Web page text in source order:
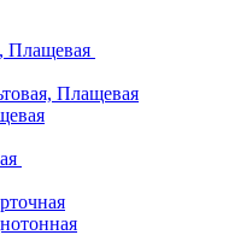
Плащевая
Плащевая